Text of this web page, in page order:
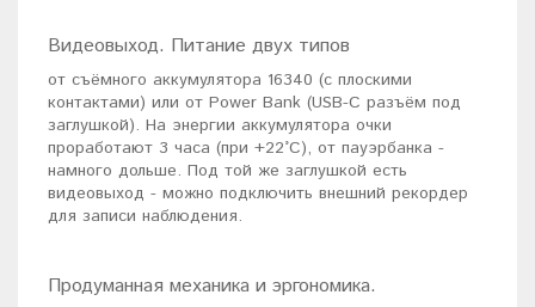
Видеовыход. Питание двух типов
от съёмного аккумулятора 16340 (с плоскими
контактами) или от Power Bank (USB-C разъём под
заглушкой). На энергии аккумулятора очки
проработают 3 часа (при +22°C), от пауэрбанка -
намного дольше. Под той же заглушкой есть
видеовыход - можно подключить внешний рекордер
для записи наблюдения.
Продуманная механика и эргономика.